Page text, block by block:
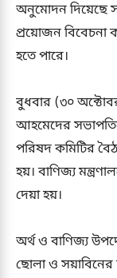
অনুমোদন দিয়েছে
প্রয়োজন বিবেচনা
হতে পারে।
বুধবার (৩০
আহমেদের
পরিষদ কমিটির
হয়। বাণিজ্য
দেয়া হয়।
অর্থ ও বাণিজ্য
ছোলা ও সয়াবিনের